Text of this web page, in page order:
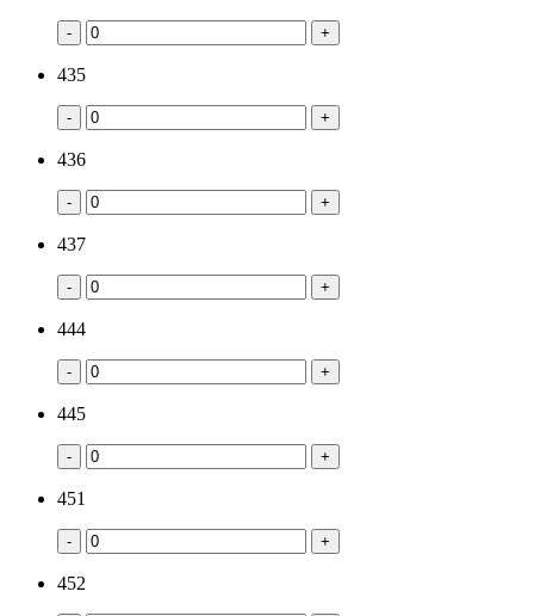
- +
435
- +
436
- +
437
- +
444
- +
445
- +
451
- +
452